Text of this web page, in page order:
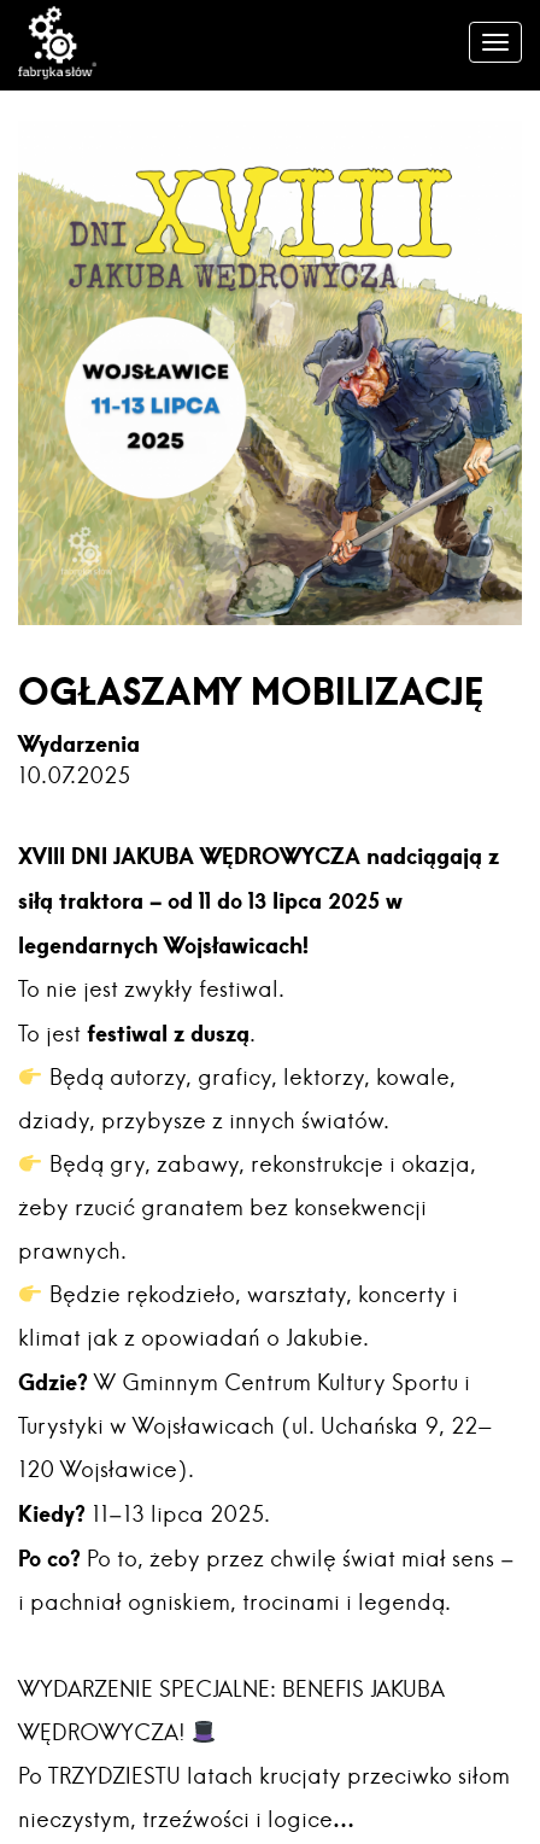
OGŁASZAMY MOBILIZACJĘ
Wydarzenia
10.07.2025
XVIII DNI JAKUBA WĘDROWYCZA nadciągają z
siłą traktora – od 11 do 13 lipca 2025 w
legendarnych Wojsławicach!
To nie jest zwykły festiwal.
To jest festiwal z duszą.
Będą autorzy, graficy, lektorzy, kowale,
dziady, przybysze z innych światów.
Będą gry, zabawy, rekonstrukcje i okazja,
żeby rzucić granatem bez konsekwencji
prawnych.
Będzie rękodzieło, warsztaty, koncerty i
klimat jak z opowiadań o Jakubie.
Gdzie? W Gminnym Centrum Kultury Sportu i
Turystyki w Wojsławicach (ul. Uchańska 9, 22-
120 Wojsławice).
Kiedy? 11–13 lipca 2025.
Po co? Po to, żeby przez chwilę świat miał sens –
i pachniał ogniskiem, trocinami i legendą.
WYDARZENIE SPECJALNE: BENEFIS JAKUBA
WĘDROWYCZA!
Po TRZYDZIESTU latach krucjaty przeciwko siłom
nieczystym, trzeźwości i logice…